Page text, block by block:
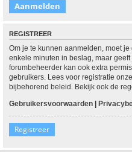
REGISTREER
Om je te kunnen aanmelden, moet
enkele minuten in beslag, maar
forumbeheerder kan ook extra
gebruikers. Lees voor registratie
bijbehorend beleid. Bekijk ook de
Gebruikersvoorwaarden |
Registreer